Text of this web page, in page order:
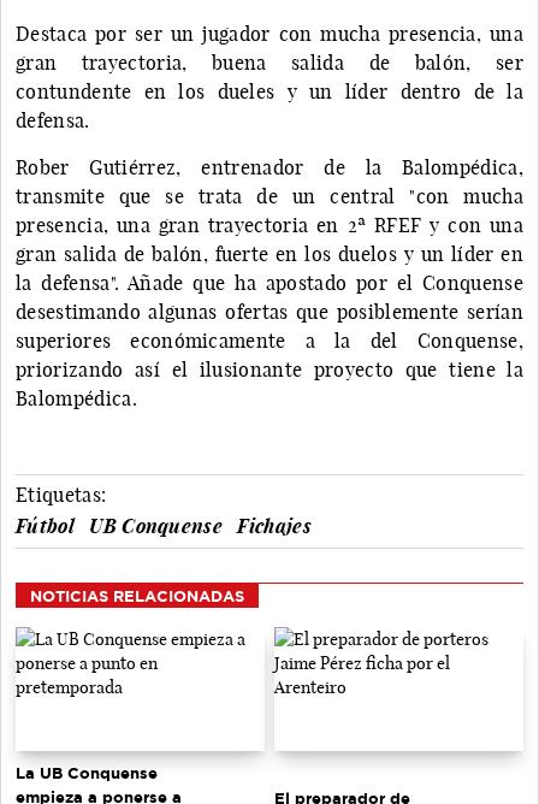
Destaca por ser un jugador con mucha presencia, una
gran trayectoria, buena salida de balón, ser
contundente en los dueles y un líder dentro de la
defensa.
Rober Gutiérrez, entrenador de la Balompédica,
transmite que se trata de un central "con mucha
presencia, una gran trayectoria en 2ª RFEF y con una
gran salida de balón, fuerte en los duelos y un líder en
la defensa". Añade que ha apostado por el Conquense
desestimando algunas ofertas que posiblemente serían
superiores económicamente a la del Conquense,
priorizando así el ilusionante proyecto que tiene la
Balompédica.
Etiquetas:
Fútbol
UB Conquense Fichajes
NOTICIAS RELACIONADAS
La UB Conquense
empieza a ponerse a
El preparador de